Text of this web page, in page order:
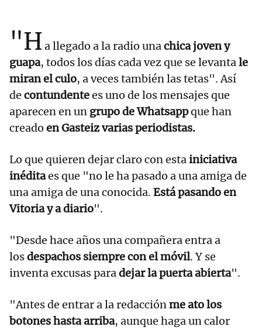
"H a llegado a la radio unachica joven y
guapa, todos los días cada vez que se levantale
miran el culo, a veces también las tetas". Así
de contundentees uno de los mensajes que
aparecen en un grupo de Whatsappque han
creado en Gasteiz varias periodistas.
Lo que quieren dejar claro con estainiciativa
inéditaes que "no le ha pasado a una amiga de
una amiga de una conocida. Está pasando en
Vitoria y a diario".
"Desde hace años una compañera entra a
losdespachos siempre con el móvil. Y se
inventa excusas paradejar la puerta abierta".
"Antes de entrar a la redacciónme ato los
botones hasta arriba, aunque haga un calor